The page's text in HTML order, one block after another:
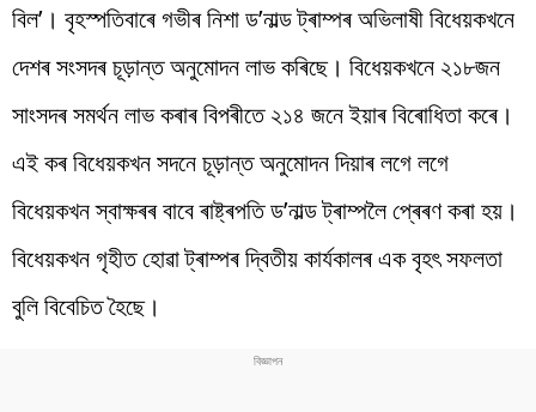
বিল’। বৃহস্পতিবাৰে গভীৰ নিশা ড’নাল্ড ট্ৰাম্পৰ অভিলাষী বিধেয়কখনে
দেশৰ সংসদৰ চূড়ান্ত অনুমোদন লাভ কৰিছে। বিধেয়কখনে ২১৮জন
সাংসদৰ সমৰ্থন লাভ কৰাৰ বিপৰীতে ২১৪ জনে ইয়াৰ বিৰোধিতা কৰে।
এই কৰ বিধেয়কখন সদনে চূড়ান্ত অনুমোদন দিয়াৰ লগে লগে
বিধেয়কখন স্বাক্ষৰৰ বাবে ৰাষ্ট্ৰপতি ড’নাল্ড ট্ৰাম্পলৈ প্ৰেৰণ কৰা হয়।
বিধেয়কখন গৃহীত হোৱা ট্ৰাম্পৰ দ্বিতীয় কাৰ্যকালৰ এক বৃহৎ সফলতা
বুলি বিবেচিত হৈছে।